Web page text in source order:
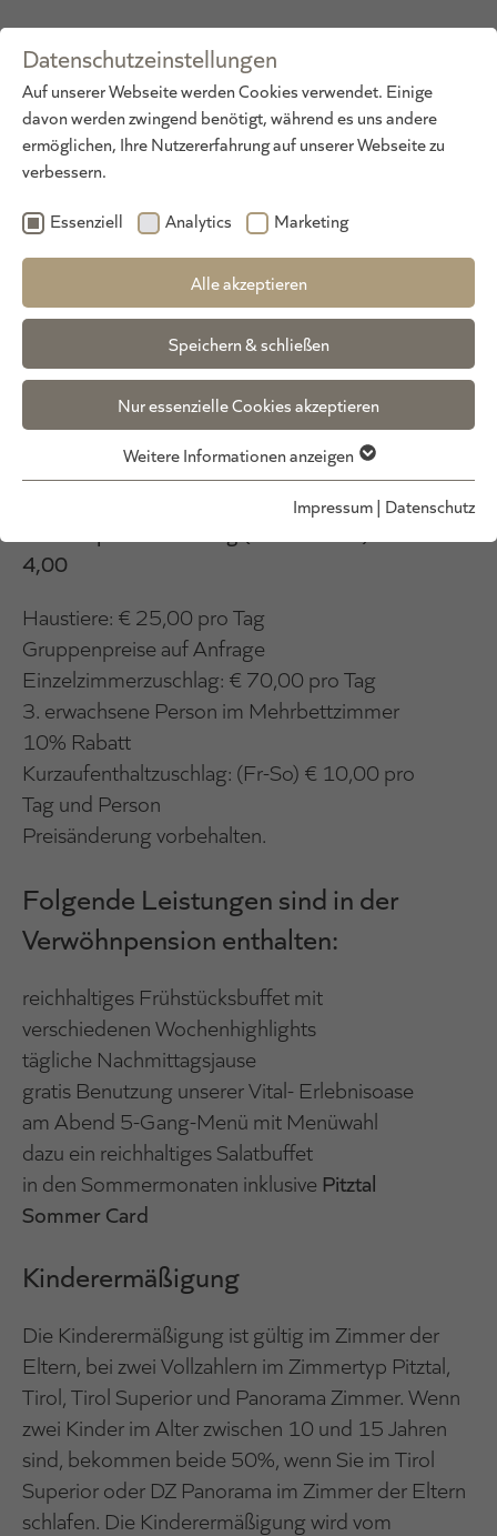
Datenschutzeinstellungen
Auf unserer Webseite werden Cookies verwendet. Einige
davon werden zwingend benötigt, während es uns andere
ermöglichen, Ihre Nutzererfahrung auf unserer Webseite zu
verbessern.
Essenziell Analytics Marketing
Alle akzeptieren
Speichern & schließen
Nur essenzielle Cookies akzeptieren
Weitere Informationen anzeigen
Impressum| Datenschutz
DE·EN
Allgemeine Preisinformation
*Preise pro Person/Tag, außer Gundolfsuite
für 3 Personen/Tag, Familien- und Kuschel
Suite Preis für 4 Personen/Tag.
Alle Preise inklusive Verwöhnpension,
exklusive Kurtaxe.
4,00
Haustiere: € 25,00 pro Tag
Gruppenpreise auf Anfrage
Einzelzimmerzuschlag: € 70,00 pro Tag
3. erwachsene Person im Mehrbettzimmer
10% Rabatt
Kurzaufenthaltzuschlag: (Fr-So) € 10,00 pro
Tag und Person
Preisänderung vorbehalten.
Folgende Leistungen sind in der
Verwöhnpension enthalten:
reichhaltiges Frühstücksbuffet mit
verschiedenen Wochenhighlights
tägliche Nachmittagsjause
gratis Benutzung unserer Vital- Erlebnisoase
am Abend 5-Gang-Menü mit Menüwahl
dazu ein reichhaltiges Salatbuffet
in den Sommermonaten inklusive Pitztal
Sommer Card
Kinderermäßigung
Die Kinderermäßigung ist gültig im Zimmer der
Eltern, bei zwei Vollzahlern im Zimmertyp Pitztal,
Tirol, Tirol Superior und Panorama Zimmer. Wenn
zwei Kinder im Alter zwischen 10 und 15 Jahren
sind, bekommen beide 50%, wenn Sie im Tirol
Superior oder DZ Panorama im Zimmer der Eltern
schlafen. Die Kinderermäßigung wird vom